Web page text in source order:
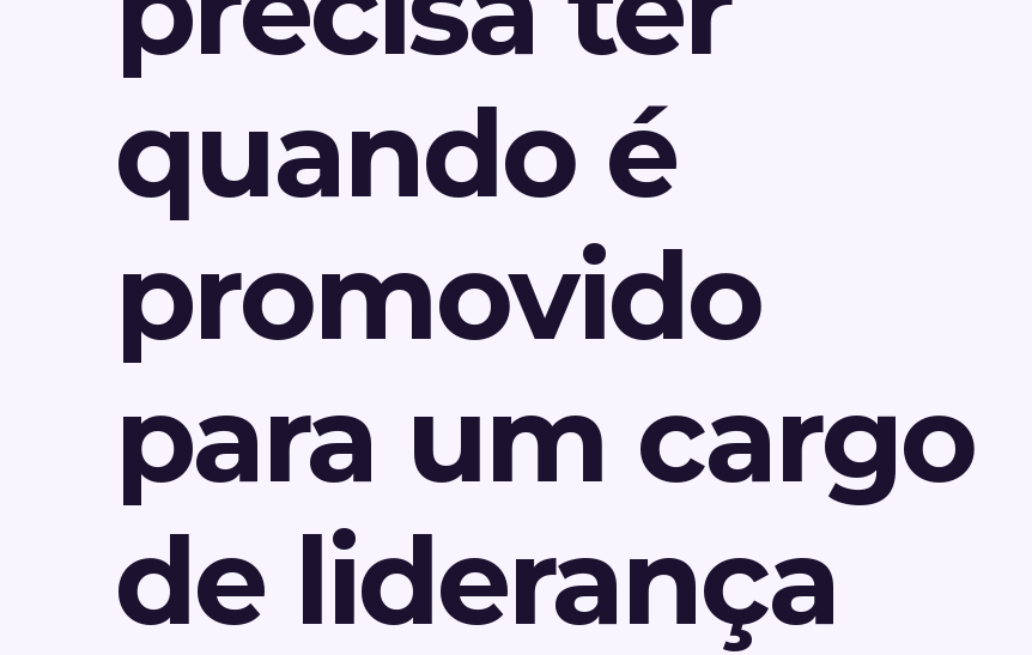
quando é
promovido
para um cargo
de liderança